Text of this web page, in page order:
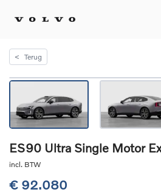
< Terug
ES90 Ultra Single Motor
incl. BTW
€ 92.080